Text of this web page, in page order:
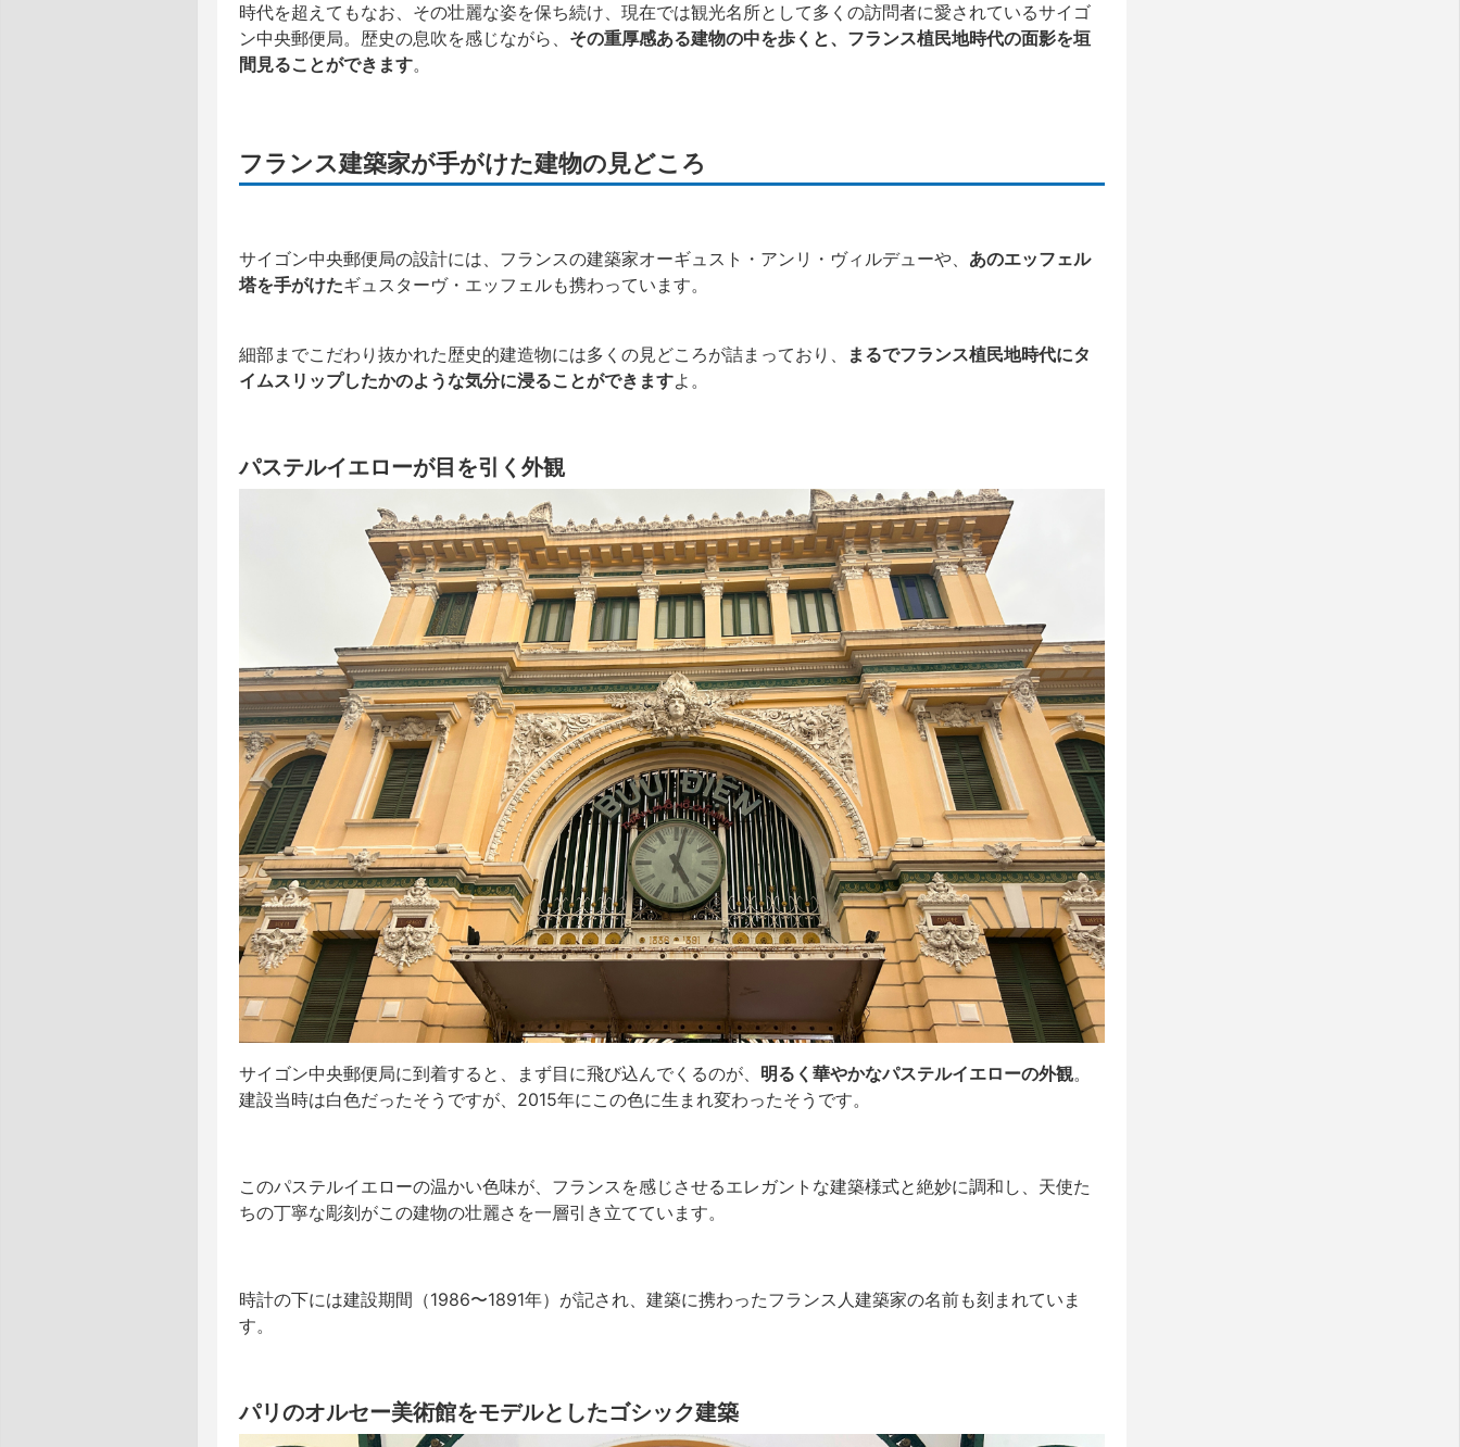
時代を超えてもなお、その壮麗な姿を保ち続け、現在では観光名所として多くの訪問者に愛されているサイゴ
ン中央郵便局。歴史の息吹を感じながら、 その重厚感ある建物の中を歩くと、フランス植民地時代の面影を垣
間見ることができます。
フランス建築家が手がけた建物の見どころ
サイゴン中央郵便局の設計には、フランスの建築家オーギュスト・アンリ・ヴィルデューや、 あのエッフェル
塔を手がけたギュスターヴ・エッフェルも携わっています。
細部までこだわり抜かれた歴史的建造物には多くの見どころが詰まっており、
まるでフランス植民地時代にタ
イムスリップしたかのような気分に浸ることができますよ。
パステルイエローが目を引く外観
サイゴン中央郵便局に到着すると、まず目に飛び込んでくるのが、 明るく華やかなパステルイエローの外観。
建設当時は白色だったそうですが、2015年にこの色に生まれ変わったそうです。
このパステルイエローの温かい色味が、フランスを感じさせるエレガントな建築様式と絶妙に調和し、天使た
ちの丁寧な彫刻がこの建物の壮麗さを一層引き立てています。
時計の下には建設期間（1986〜1891年）が記され、建築に携わったフランス人建築家の名前も刻まれていま
す。
パリのオルセー美術館をモデルとしたゴシック建築